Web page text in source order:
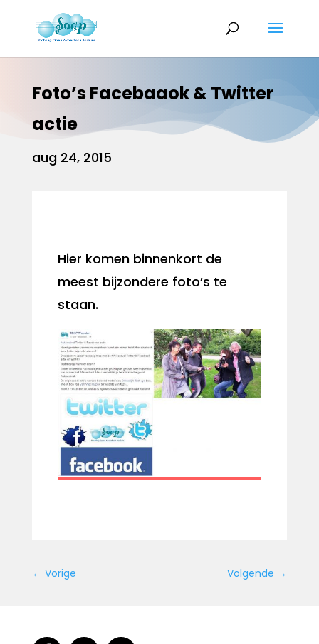
Foto’s Facebaaok & Twitter
actie
aug 24, 2015
Hier komen binnenkort de
meest bijzondere foto’s te
staan.
← Vorige Volgende →